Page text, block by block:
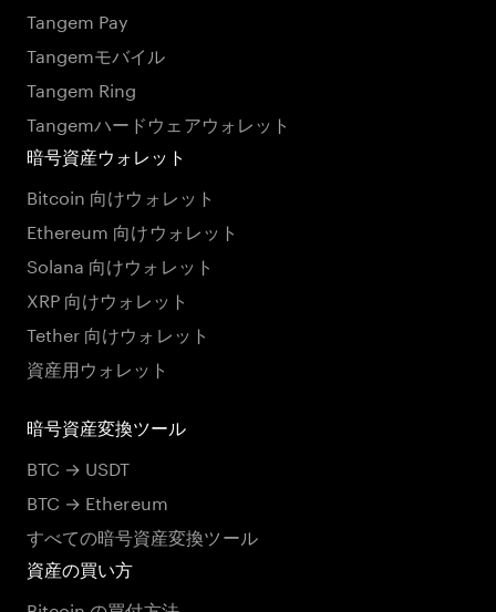
Tangem Pay
Tangemモバイル
Tangem Ring
Tangemハードウェアウォレット
暗号資産ウォレット
Bitcoin 向けウォレット
Ethereum 向けウォレット
Solana 向けウォレット
XRP 向けウォレット
Tether 向けウォレット
資産用ウォレット
暗号資産変換ツール
BTC → USDT
BTC → Ethereum
すべての暗号資産変換ツール
資産の買い方